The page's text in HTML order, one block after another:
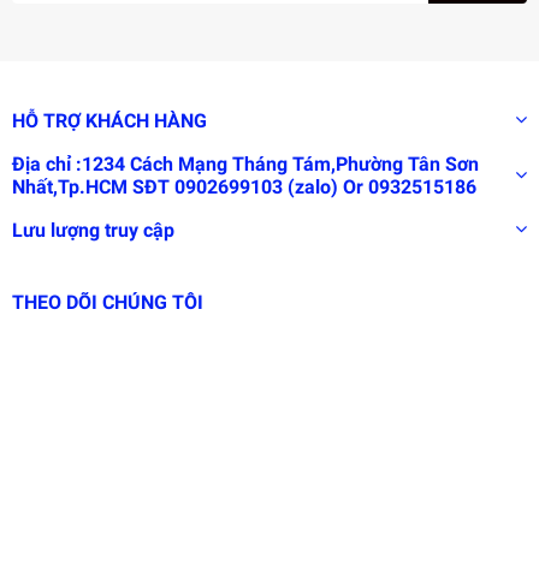
HỖ TRỢ KHÁCH HÀNG
Địa chỉ :1234 Cách Mạng Tháng Tám,Phường Tân Sơn
Nhất,Tp.HCM SĐT 0902699103 (zalo) Or 0932515186
Lưu lượng truy cập
THEO DÕI CHÚNG TÔI